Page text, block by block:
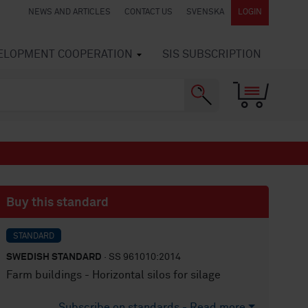
NEWS AND ARTICLES CONTACT US SVENSKA LOGIN
COOPERATION SIS SUBSCRIPTION
Buy this standard
STANDARD
SWEDISH STANDARD · SS 961010:2014
Farm buildings - Horizontal silos for silage